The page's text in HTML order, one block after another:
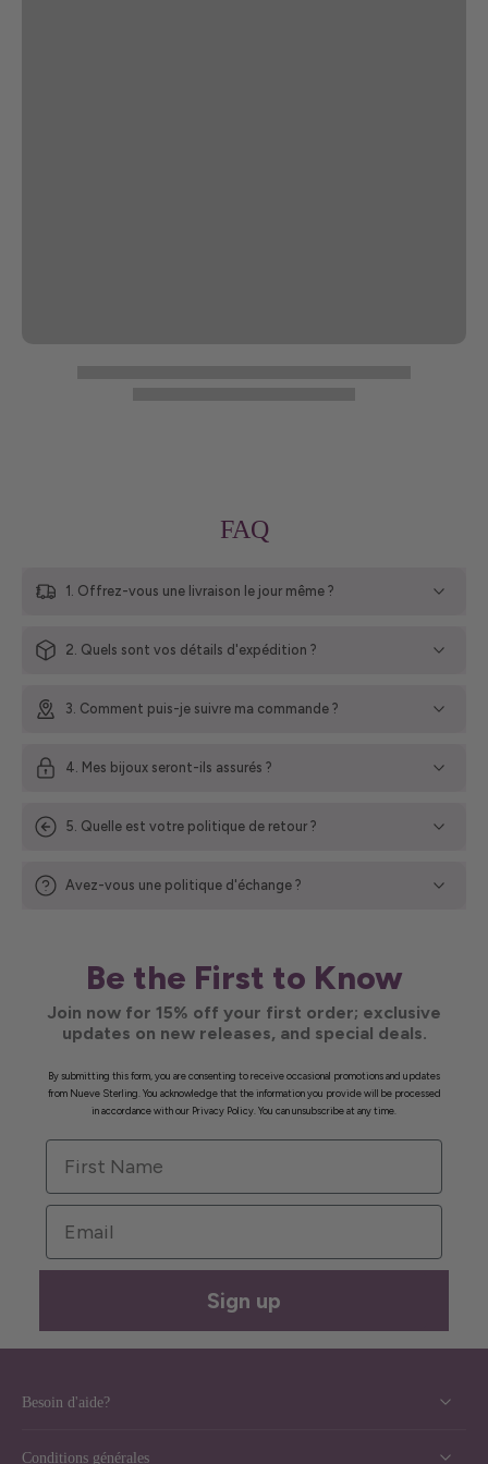
FAQ
1. Offrez-vous une livraison le jour même ?
2. Quels sont vos détails d'expédition ?
3. Comment puis-je suivre ma commande ?
4. Mes bijoux seront-ils assurés ?
5. Quelle est votre politique de retour ?
Avez-vous une politique d'échange ?
Be the First to Know
Join now for 15% off your first order; exclusive
updates on new releases, and special deals.
By submitting this form, you are consenting to receive occasional promotions and updates
from Nueve Sterling. You acknowledge that the information you provide will be processed
in accordance with our Privacy Policy. You can unsubscribe at any time.
First Name
Email
Sign up
Besoin d'aide?
Conditions générales